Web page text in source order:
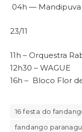
04h — Mandipuva
23/11
11h – Orquestra
12h30 – WAGUE
16h – Bloco Flor
16 festa do
fandango